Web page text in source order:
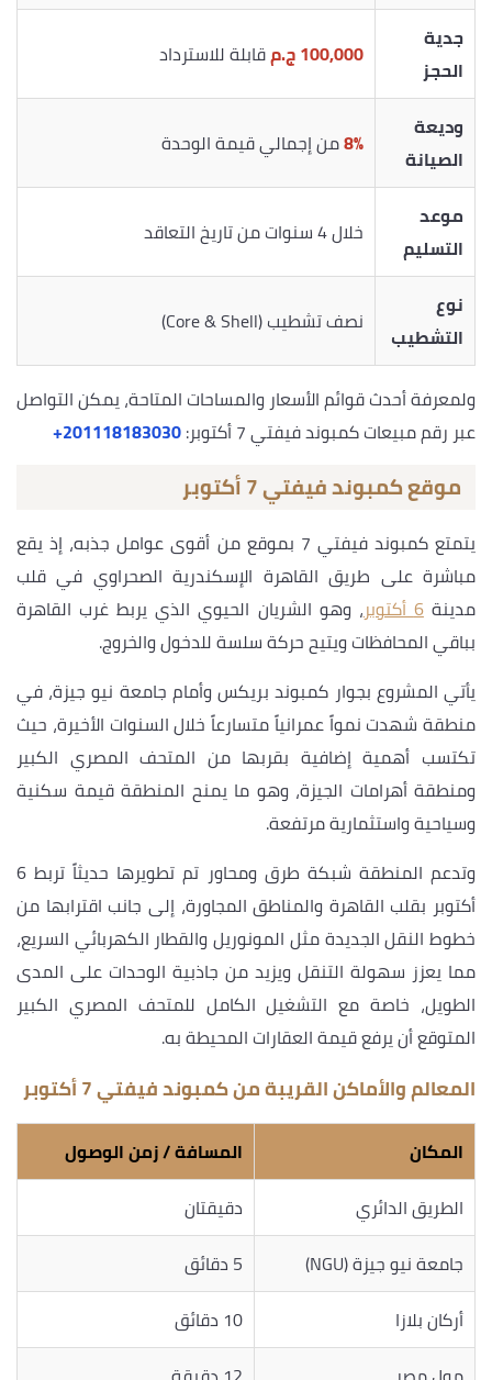
جدية
الحجز
100,000 ج.م قابلة للاسترداد
وديعة
الصيانة
8%من إجمالي قيمة الوحدة
موعد
التسليم
خلال 4 سنوات من تاريخ التعاقد
نوع
التشطيب
نصف تشطيب (Core & Shell)
ولمعرفة أحدث قوائم الأسعار والمساحات المتاحة، يمكن التواصل
عبر رقم مبيعات كمبوند فيفتي 7 أكتوبر:
‎+201118183030
موقع كمبوند فيفتي 7 أكتوبر
يتمتع كمبوند فيفتي 7 بموقع من أقوى عوامل جذبه، إذ يقع
مباشرة على طريق القاهرة الإسكندرية الصحراوي في قلب
مدينة6 أكتوبر
، وهو الشريان الحيوي الذي يربط غرب القاهرة
بباقي المحافظات ويتيح حركة سلسة للدخول والخروج.
يأتي المشروع بجوار كمبوند بريكس وأمام جامعة نيو جيزة، في
منطقة شهدت نمواً عمرانياً متسارعاً خلال السنوات الأخيرة، حيث
تكتسب أهمية إضافية بقربها من المتحف المصري الكبير
ومنطقة أهرامات الجيزة، وهو ما يمنح المنطقة قيمة سكنية
وسياحية واستثمارية مرتفعة.
وتدعم المنطقة شبكة طرق ومحاور تم تطويرها حديثاً تربط 6
أكتوبر بقلب القاهرة والمناطق المجاورة، إلى جانب اقترابها من
خطوط النقل الجديدة مثل المونوريل والقطار الكهربائي السريع،
مما يعزز سهولة التنقل ويزيد من جاذبية الوحدات على المدى
الطويل، خاصة مع التشغيل الكامل للمتحف المصري الكبير
المتوقع أن يرفع قيمة العقارات المحيطة به.
المعالم والأماكن القريبة من كمبوند فيفتي 7 أكتوبر
المكان
المسافة / زمن الوصول
الطريق الدائري
دقيقتان
جامعة نيو جيزة (NGU)
5 دقائق
أركان بلازا
10 دقائق